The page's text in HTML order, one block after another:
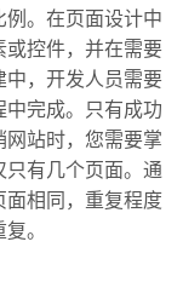
例。在页面设计中
或控件，并在需要
中，开发人员需要
中完成。只有成功
站时，您需要掌
有几个页面。通
面相同，重复程度
。